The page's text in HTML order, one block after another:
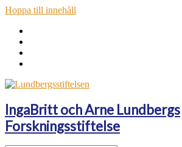
Hoppa till innehåll
IngaBritt och Arne Lundbergs
Forskningsstiftelse